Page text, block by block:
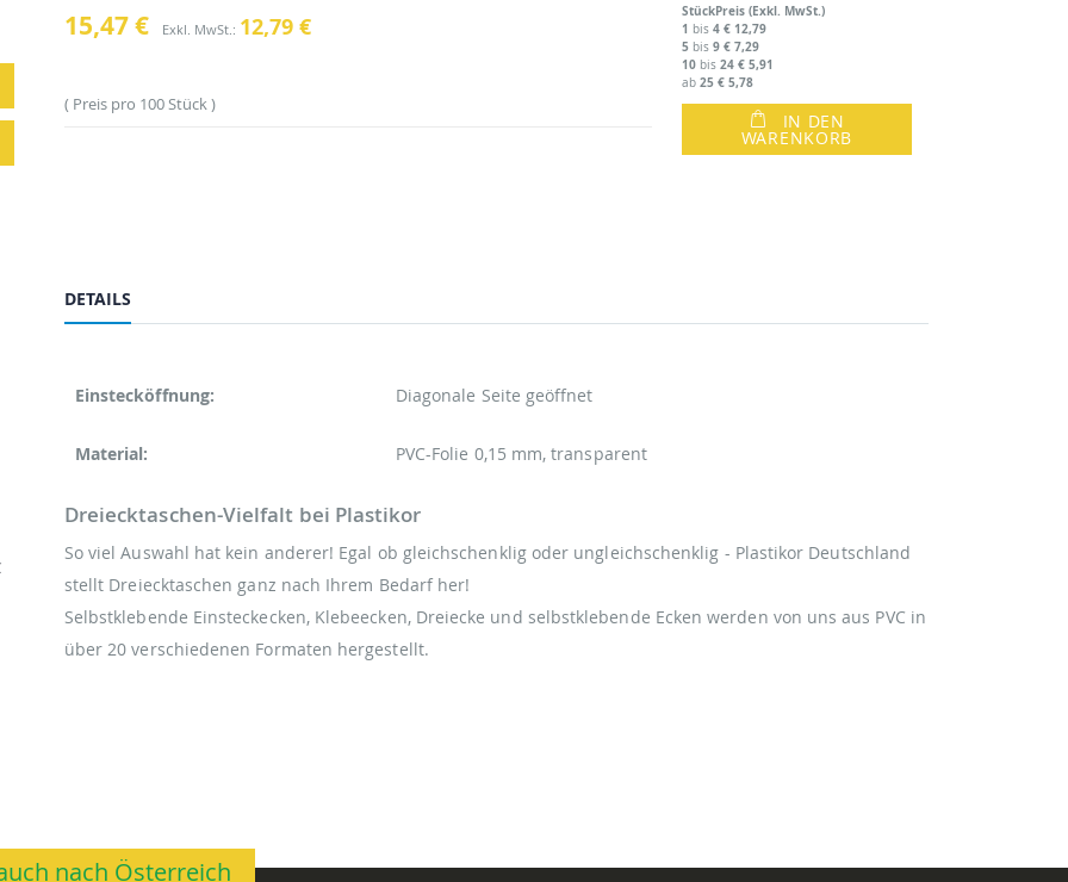
15,47 € 12,79 €
Preis pro 100 Stück
StückPreis (Exkl. MwSt.)
1 bis 4 € 12,79
5bis 9 € 7,29
10bis 24 € 5,91
ab 25 € 5,78
IN DEN
WARENKORB
DETAILS
Einstecköffnung: Diagonale Seite geöffnet
Material: PVC-Folie 0,15 mm, transparent
Dreiecktaschen-Vielfalt bei Plastikor
So viel Auswahl hat kein anderer! Egal ob gleichschenklig oder ungleichschenklig - Plastikor Deutschland
stellt Dreiecktaschen ganz nach Ihrem Bedarf her!
Selbstklebende Einsteckecken, Klebeecken, Dreiecke und selbstklebende Ecken werden von uns aus PVC in
über 20 verschiedenen Formaten hergestellt.
nach Österreich